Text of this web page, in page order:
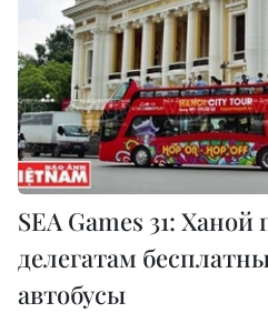
SEA Games 31: Ханой
делегатам
автобусы